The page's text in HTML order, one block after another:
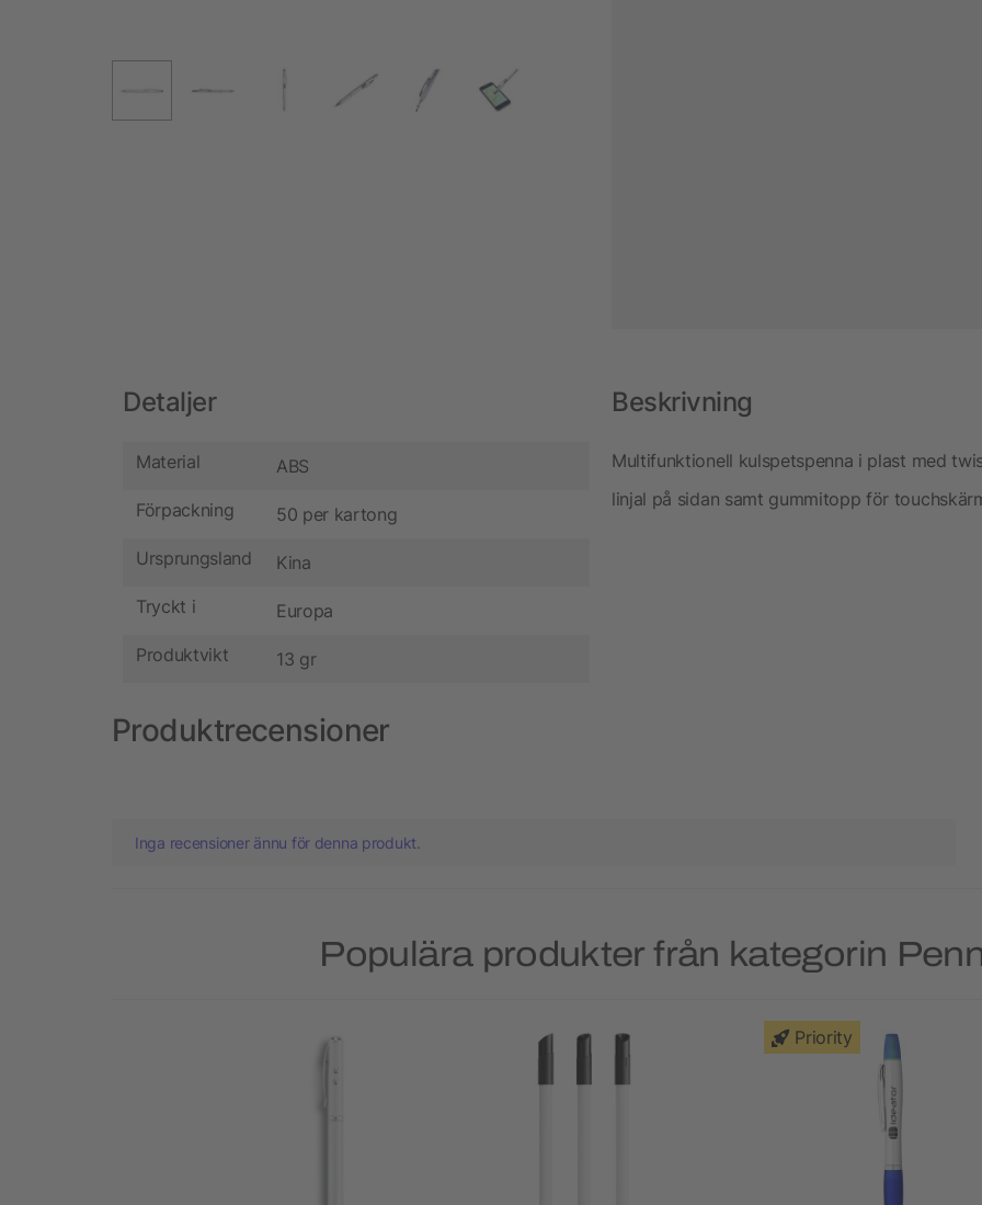
Detaljer
Material ABS
Förpackning 50 per kartong
Ursprungsland Kina
Tryckt i Europa
Produktvikt 13 gr
Beskrivning
Multifunktionell kulspetspenna i plast med
linjal på sidan samt gummitopp för
Produktrecensioner
Inga recensioner ännu för denna produkt.
Populära produkter från kategorin
Priority